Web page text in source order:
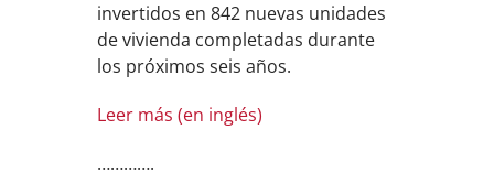
invertidos en 842 nuevas unidades
de vivienda completadas durante
los próximos seis años.
Leer más (en inglés)
………….